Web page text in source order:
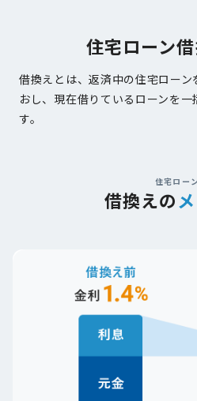
住宅ローン
借換えとは、返済中の住宅ロー
おし、現在借りているローンを
す。
住宅ロー
借換えの